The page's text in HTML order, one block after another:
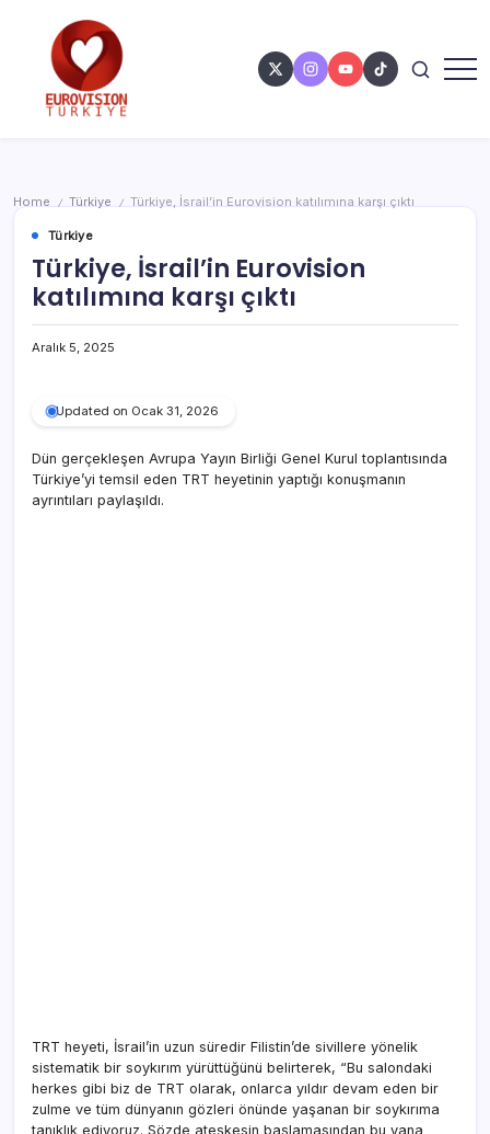
Home / Türkiye / Türkiye, İsrail’in Eurovision katılımına karşı çıktı
Türkiye
Türkiye, İsrail’in Eurovision
katılımına karşı çıktı
Aralık 5, 2025
Updated on Ocak 31, 2026
Dün gerçekleşen Avrupa Yayın Birliği Genel Kurul toplantısında
Türkiye’yi temsil eden TRT heyetinin yaptığı konuşmanın
ayrıntıları paylaşıldı.
TRT heyeti, İsrail’in uzun süredir Filistin’de sivillere yönelik
sistematik bir soykırım yürüttüğünü belirterek, “Bu salondaki
herkes gibi biz de TRT olarak, onlarca yıldır devam eden bir
zulme ve tüm dünyanın gözleri önünde yaşanan bir soykırıma
tanıklık ediyoruz. Sözde ateşkesin başlamasından bu yana